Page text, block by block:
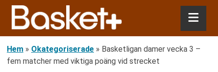
Hem » Okategoriserade » Basketligan damer vecka 3 –
fem matcher med viktiga poäng vid strecket